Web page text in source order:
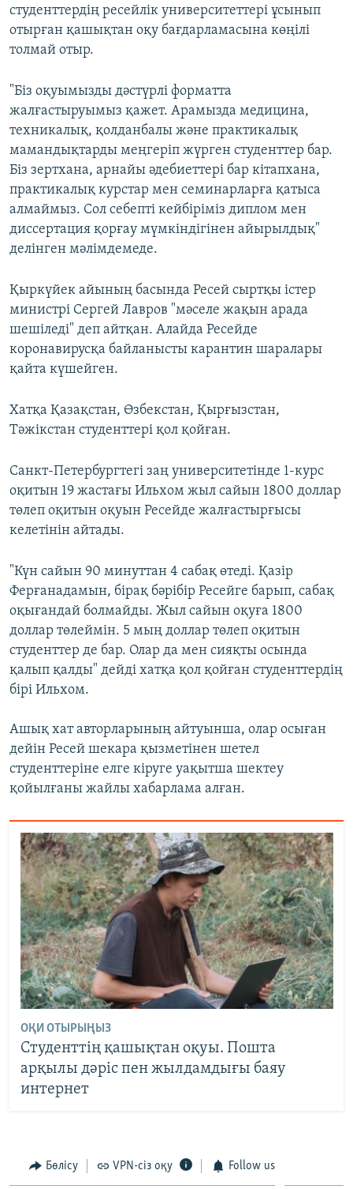
студенттердің ресейлік университеттері ұсынып
отырған қашықтан оқу бағдарламасына көңілі
толмай отыр.
"Біз оқуымызды дәстүрлі форматта
жалғастыруымыз қажет. Арамызда медицина,
техникалық, қолданбалы және практикалық
мамандықтарды меңгеріп жүрген студенттер бар.
Біз зертхана, арнайы әдебиеттері бар кітапхана,
практикалық курстар мен семинарларға қатыса
алмаймыз. Сол себепті кейбіріміз диплом мен
диссертация қорғау мүмкіндігінен айырылдық"
делінген мәлімдемеде.
Қыркүйек айының басында Ресей сыртқы істер
министрі Сергей Лавров "мәселе жақын арада
шешіледі" деп айтқан. Алайда Ресейде
коронавирусқа байланысты карантин шаралары
қайта күшейген.
Хатқа Қазақстан, Өзбекстан, Қырғызстан,
Тәжікстан студенттері қол қойған.
Санкт-Петербургтегі заң университетінде 1-курс
оқитын 19 жастағы Ильхом жыл сайын 1800 доллар
төлеп оқитын оқуын Ресейде жалғастырғысы
келетінін айтады.
"Күн сайын 90 минуттан 4 сабақ өтеді. Қазір
Ферғанадамын, бірақ бәрібір Ресейге барып, сабақ
оқығандай болмайды. Жыл сайын оқуға 1800
доллар төлеймін. 5 мың доллар төлеп оқитын
студенттер де бар. Олар да мен сияқты осында
қалып қалды" дейді хатқа қол қойған студенттердің
бірі Ильхом.
Ашық хат авторларының айтуынша, олар осыған
дейін Ресей шекара қызметінен шетел
студенттеріне елге кіруге уақытша шектеу
қойылғаны жайлы хабарлама алған.
ОҚИ ОТЫРЫҢЫЗ
Студенттің қашықтан оқуы. Пошта
арқылы дәріс пен жылдамдығы баяу
интернет
Бөлісу VPN-сіз оқу Follow us